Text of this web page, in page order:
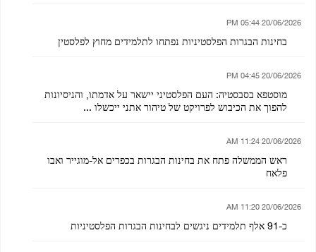
20/06/2026 05:44 PM
בחינות הבגרות הפלסטיניות נפתחו לתלמידים מחוץ לפלסטין
20/06/2026 04:45 PM
מוסטפא בסבסטיה: העם הפלסטיני יישאר על אדמתו, והניסיונות
להפוך את הכיבוש לפרויקט של טיהור אתני ייכשלו ...
20/06/2026 11:24 AM
ראש הממשלה פתח את בחינות הבגרות בכפרים אל-מוגייר ואבו
פלאח
20/06/2026 11:20 AM
כ-91 אלף תלמידים ניגשים לבחינות הבגרות הפלסטיניות